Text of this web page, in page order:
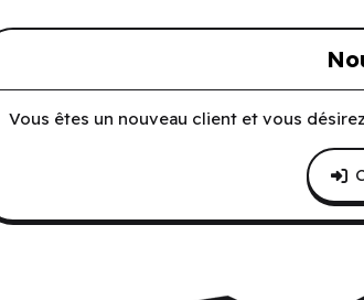
Vous êtes un nouveau client et vous